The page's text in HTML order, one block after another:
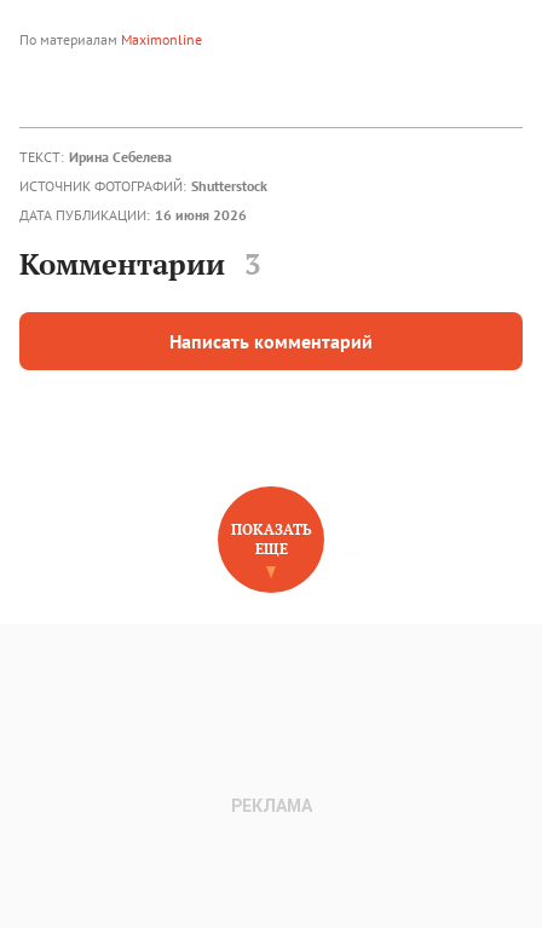
По материалам Maximonline
ТЕКСТ: Ирина Себелева
ИСТОЧНИК ФОТОГРАФИЙ: Shutterstock
ДАТА ПУБЛИКАЦИИ: 16 июня 2026
Комментарии 3
Написать комментарий
НОВОЕ НА САЙТЕ
ПОКАЗАТЬ
ЕЩЕ